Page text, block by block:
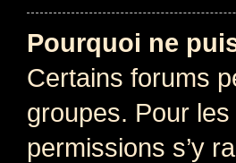
Pourquoi ne
Certains forums
groupes. Pour
permissions s’y